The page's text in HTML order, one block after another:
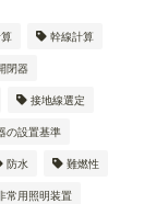
幹線計算
閉器
接地線選定
の設置基準
防水 難燃性
常用照明装置